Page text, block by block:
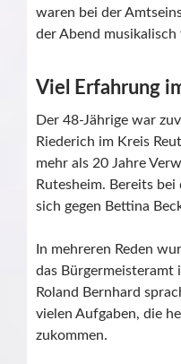
waren bei der
der Abend
Viel Erfahrung
Der 48-Jährige war
Riederich im Kreis
mehr als 20 Jahre
Rutesheim. Bereits
sich gegen Bettina
In mehreren Reden
das Bürgermeisteramt
Roland Bernhard
vielen Aufgaben, die
zukommen.